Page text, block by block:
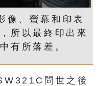
像、螢幕和印表
所以最終印出來
有所落差。
問世之後